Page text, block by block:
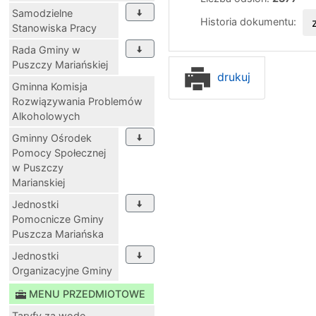
Samodzielne
Stanowiska Pracy
Rada Gminy w
Puszczy Mariańskiej
Gminna Komisja
Rozwiązywania Problemów
Alkoholowych
Gminny Ośrodek
Pomocy Społecznej
w Puszczy
Marianskiej
Jednostki
Pomocnicze Gminy
Puszcza Mariańska
Jednostki
Organizacyjne Gminy
MENU PRZEDMIOTOWE
Historia dokumentu:
drukuj